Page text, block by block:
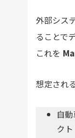
外部シス
ることで
これを
想定され
自
ク